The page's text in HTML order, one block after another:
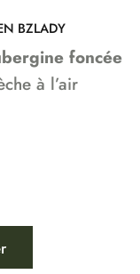
BZLADY
foncée
à l’air